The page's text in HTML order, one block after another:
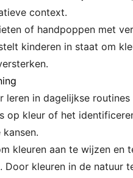
context.
of handpoppen met
kinderen in staat om
leren in dagelijkse
op kleur of het
kleuren aan te wijzen
Door kleuren in de